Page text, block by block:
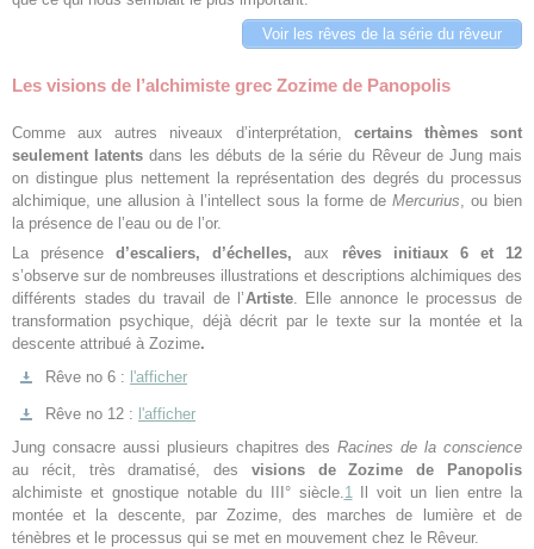
Voir les rêves de la série du rêveur
Les visions de l’alchimiste grec Zozime de Panopolis
Comme aux autres niveaux d’interprétation, certains thèmes sont
seulement latents dans les débuts de la série du Rêveur de Jung mais
on distingue plus nettement la représentation des degrés du processus
alchimique, une allusion à l’intellect sous la forme de Mercurius , ou bien
la présence de l’eau ou de l’or.
La présenced’escaliers, d’échelles,aux rêves initiaux 6 et 12
s’observe sur de nombreuses illustrations et descriptions alchimiques des
différents stades du travail de l’Artiste. Elle annonce le processus de
transformation psychique, déjà décrit par le texte sur la montée et la
descente attribué à Zozime.
Rêve no 6 : l'afficher
Rêve no 12 : l'afficher
Jung consacre aussi plusieurs chapitres desRacines de la conscience
au récit, très dramatisé, des visions de Zozime de Panopolis
alchimiste et gnostique notable du III° siècle.1Il voit un lien entre la
montée et la descente, par Zozime, des marches de lumière et de
ténèbres et le processus qui se met en mouvement chez le Rêveur.